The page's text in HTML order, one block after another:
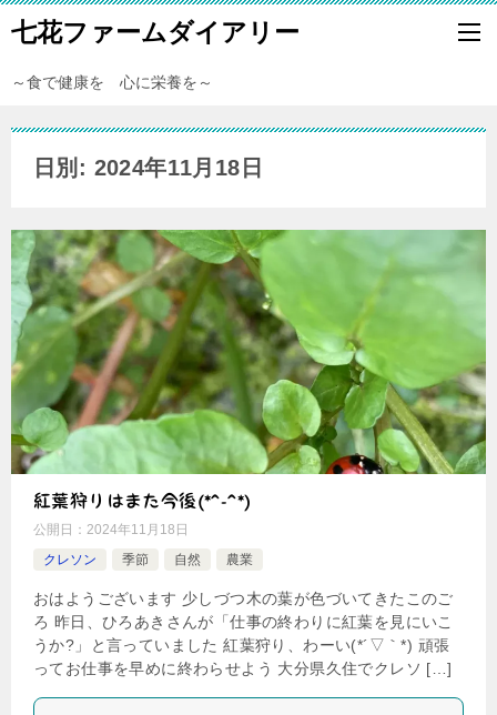
七花ファームダイアリー
～食で健康を 心に栄養を～
日別: 2024年11月18日
紅葉狩りはまた今後(*^-^*)
公開日： 2024年11月18日
クレソン
季節 自然 農業
おはようございます 少しづつ木の葉が色づいてきたこのご
ろ 昨日、ひろあきさんが「仕事の終わりに紅葉を見にいこ
うか?」と言っていました 紅葉狩り、わーい(*´▽｀*) 頑張
ってお仕事を早めに終わらせよう 大分県久住でクレソ […]